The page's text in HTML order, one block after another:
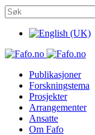
Publikasjoner
Forskningstema
Prosjekter
Arrangementer
Ansatte
Om Fafo